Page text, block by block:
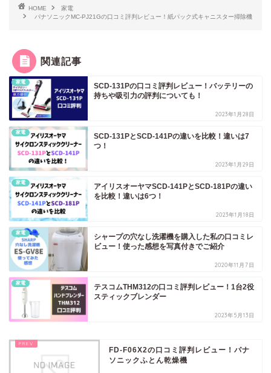
HOME
家電
パナソニックMC-PJ21Gの口コミ評判レビュー！紙パック式キャニスター掃除機
関連記事
家電
SCD-131Pの口コミ評判レビュー！バッテリーの
持ちや吸引力の評判についても！
2023年1月28日
家電
SCD-131PとSCD-141Pの違いを比較！違いは7
つ！
2023年1月29日
家電
アイリスオーヤマSCD-141PとSCD-181Pの違い
を比較！違いは6つ！
2023年1月18日
家電
シャープの穴なし洗濯機を購入した私の口コミレ
ビュー！使った感想を写真付きでご紹介
2020年11月7日
家電
テスコムTHM312の口コミ評判レビュー！1台2役
スティックブレンダー
2023年5月13日
FD-F06X2の口コミ評判レビュー！パナ
ソニックふとん乾燥機